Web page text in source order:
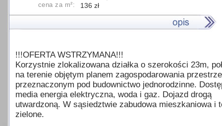
cena za m²: 136 zł
!!!OFERTA WSTRZYMANA!!!
Korzystnie zlokalizowana działka o szerokości 23m,
na terenie objętym planem zagospodarowania
przeznaczonym pod budownictwo jednorodzinne.
media energia elektryczna, woda i gaz. Dojazd drogą
utwardzoną. W sąsiedztwie zabudowa mieszkaniowa i
zielone.